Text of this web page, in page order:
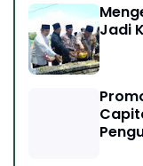
Jadi